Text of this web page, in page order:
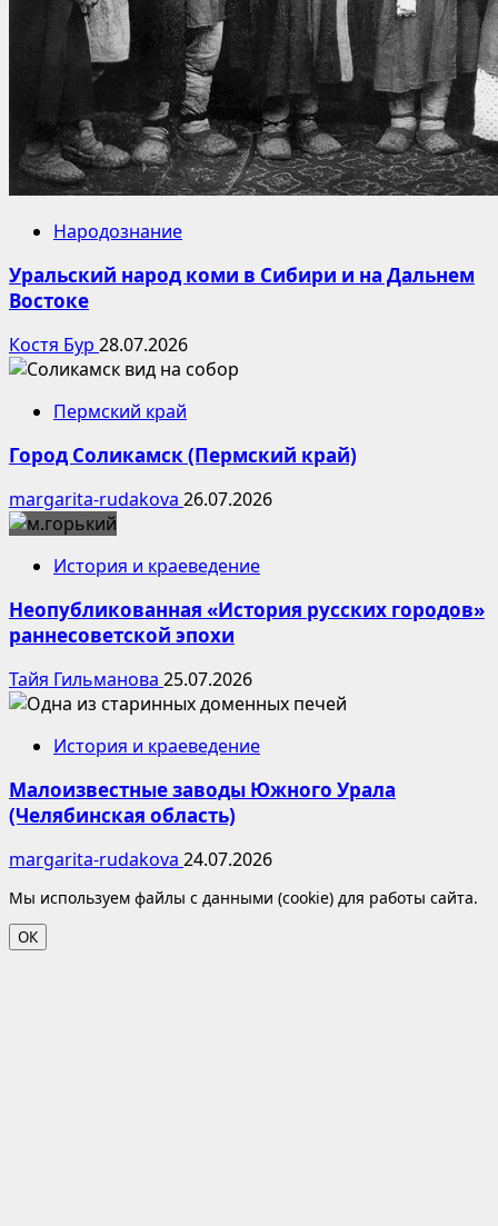
Народознание
Уральский народ коми в Сибири и на Дальнем
Востоке
Костя Бур 28.07.2026
Пермский край
Город Соликамск (Пермский край)
margarita-rudakova 26.07.2026
История и краеведение
Неопубликованная «История русских городов»
раннесоветской эпохи
Тайя Гильманова 25.07.2026
История и краеведение
Малоизвестные заводы Южного Урала
(Челябинская область)
margarita-rudakova 24.07.2026
Мы используем файлы с данными (cookie) для работы сайта.
ОК